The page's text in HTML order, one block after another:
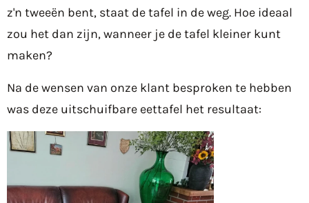
z'n tweeën bent, staat de tafel in de weg. Hoe ideaal
zou het dan zijn, wanneer je de tafel kleiner kunt
maken?
Na de wensen van onze klant besproken te hebben
was deze uitschuifbare eettafel het resultaat: